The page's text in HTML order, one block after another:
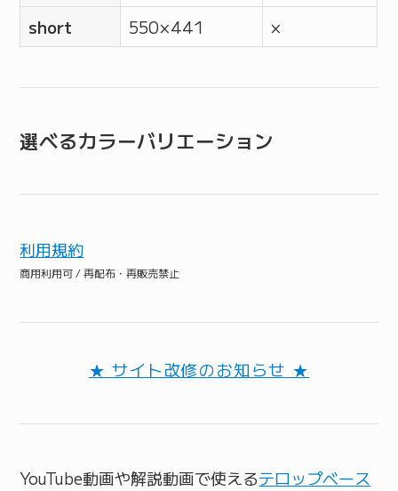
short
550 × 441 ×
選べるカラーバリエーション
利用規約
商用利用可 / 再配布・再販売禁止
★ サイト改修のお知らせ ★
YouTube動画や解説動画で使えるテロップベース